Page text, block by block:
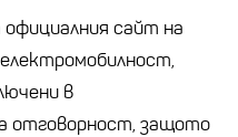
сайт на
в
отговорност, защото